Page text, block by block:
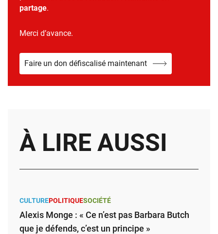
partage.
Merci d’avance.
Faire un don défiscalisé maintenant
À LIRE AUSSI
CULTUREPOLITIQUESOCIÉTÉ
Alexis Monge : « Ce n’est pas Barbara Butch
que je défends, c’est un principe »